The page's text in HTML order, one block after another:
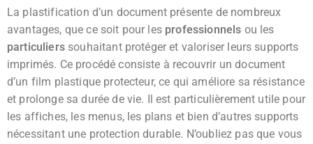
La plastification d’un document présente de nombreux
avantages, que ce soit pour les professionnels ou les
particuliers souhaitant protéger et valoriser leurs supports
imprimés. Ce procédé consiste à recouvrir un document
d’un film plastique protecteur, ce qui améliore sa résistance
et prolonge sa durée de vie. Il est particulièrement utile pour
les affiches, les menus, les plans et bien d’autres supports
nécessitant une protection durable. N’oubliez pas que vous